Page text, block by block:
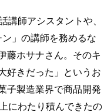
講師アシスタントや、
」の講師を務めるな
藤ホサナさん。そのキ
好きだった」というお
子製造業界で商品開発
にわたり積んできたの